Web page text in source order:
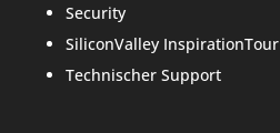
Security
SiliconValley InspirationTour
Technischer Support